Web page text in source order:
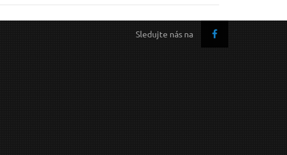
Sledujte nás na